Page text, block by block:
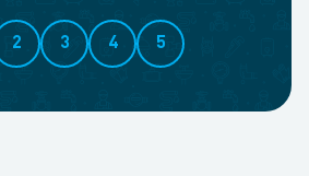
2 3 4 5